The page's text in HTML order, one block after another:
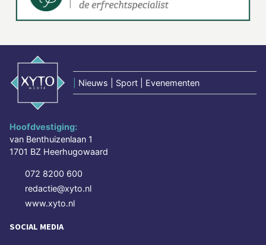
Nieuws | Sport | Evenementen
Hoofdvestiging:
van Benthuizenlaan 1
1701 BZ Heerhugowaard
072 8200 600
redactie@xyto.nl
www.xyto.nl
SOCIAL MEDIA